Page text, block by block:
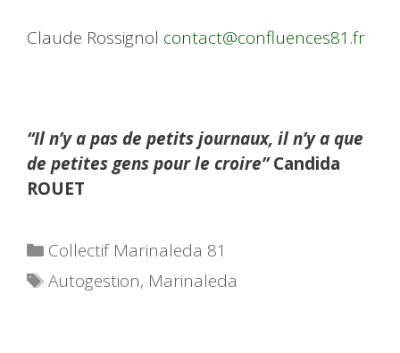
Claude Rossignol contact@confluences81.fr
“Il n’y a pas de petits journaux, il n’y a que
de petites gens pour le croire”Candida
ROUET
Catégories
Collectif Marinaleda 81
Étiquettes
Autogestion, Marinaleda